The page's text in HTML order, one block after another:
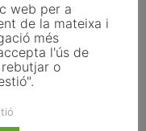
la cooperació
impulsar el relleu
web per a
de la mateixa i
més
l'ús de
o